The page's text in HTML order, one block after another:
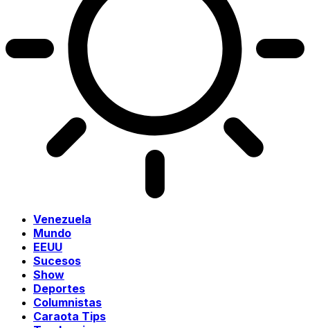
Venezuela
Mundo
EEUU
Sucesos
Show
Deportes
Columnistas
Caraota Tips